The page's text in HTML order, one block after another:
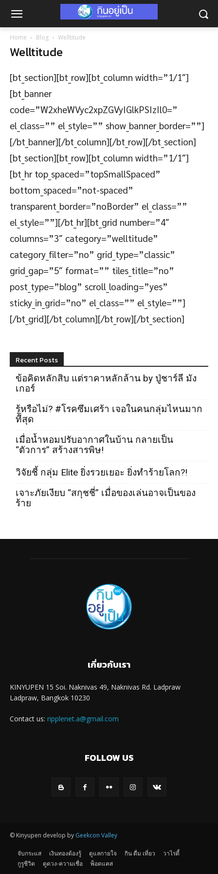
Home Blog Welltitude
Welltitude
[bt_section][bt_row][bt_column width=”1/1″]
[bt_banner
code=”W2xheWVyc2xpZGVyIGlkPSIzIl0=”
el_class=”” el_style=”” show_banner_border=””]
[/bt_banner][/bt_column][/bt_row][/bt_section]
[bt_section][bt_row][bt_column width=”1/1″]
[bt_hr top_spaced=”topSmallSpaced”
bottom_spaced=”not-spaced”
transparent_border=”noBorder” el_class=””
el_style=””][/bt_hr][bt_grid number=”4″
columns=”3″ category=”welltitude”
category_filter=”no” grid_type=”classic”
grid_gap=”5″ format=”” tiles_title=”no”
post_type=”blog” scroll_loading=”yes”
sticky_in_grid=”no” el_class=”” el_style=””]
[/bt_grid][/bt_column][/bt_row][/bt_section]
Recent Posts
ข้อคิดหลักสิบ แต่ราคาหลักล้าน by ปู่ชาร์ลี มัง
เกอร์
รู้หรือไม่? #โรคซึมเศร้า เจอในคนกลุ่มไหนมาก
ที่สุด
เมื่อน้ำหอมปรับอากาศในบ้าน กลายเป็น
“ตัวการ” สร้างสารพิษ!
วิจัยชี้ กลุ่ม Elite ยิ่งรวยเยอะ ยิ่งทำร้ายโลก?!
เจาะภัยเงียบ “สกุชชี่” เมื่อของเล่นอาจเป็นของ
ร้าย
เกี่ยวกับเรา
KINYUPEN 15 Soi. Naknivas 49, Naknivas Rd. Ladpraw
Ladpraw, Bangkok 10230
Contact us: ripplenet.a@gmail.com
FOLLOW US
© Kinyupen develop by Geekcon Valley
จับกระแส เงินทองต้องรู้ ดูแลกายใจ กิน ดื่ม เที่ยว
วาไรตี้
กูรูชีวิต
ดูดวง-ความเชื่อ พ็อดแคส